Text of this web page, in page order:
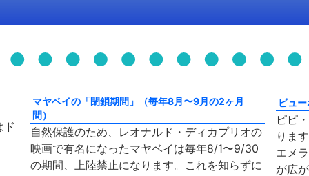
ド
マヤベイの「閉鎖期間」（毎年8月〜9月の2ヶ月
間）
自然保護のため、レオナルド・ディカプリオの
映画で有名になったマヤベイは毎年8/1〜9/30
の期間、上陸禁止になります。これを知らずに
ビュ
ピピ
りま
エメ
が広